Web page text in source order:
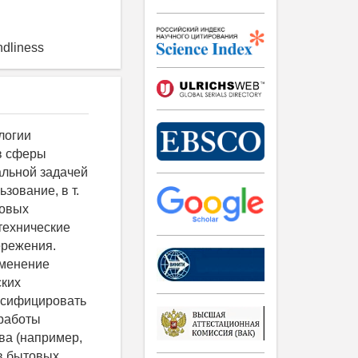
солнечных энергетических установок в качестве основного источника питания, в т. ч. для пассажирских паромов. Мировым лидером в области производства солнечных паромов является австралийская компания «Ocius Technology», которая построила солнечный паром, рассчитанный на 186 пассажиров. Среди проектов солнечных паромов стоит отметить индийское пассажирское судно на 75 чел. Паром длиной 20 м имеет 7 м в ширину и развивает максимальную крейсерскую скорость в 7,5 уз (14 км/ч) в течение 5 или 6 ч в день. Также компания «Alusin Solar» (Испания) строит пассажирский паром «Texels